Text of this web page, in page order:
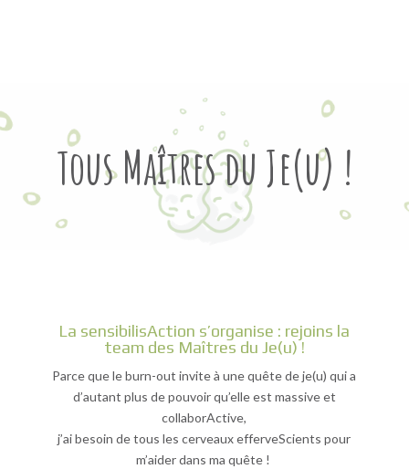
Tous Maîtres du Je(u) !
La sensibilisAction s’organise : rejoins la
team des Maîtres du Je(u) !
Parce que le burn-out invite à une quête de je(u) qui a
d’autant plus de pouvoir qu’elle est massive et
collaborActive,
j’ai besoin de tous les cerveaux efferveScients pour
m’aider dans ma quête !